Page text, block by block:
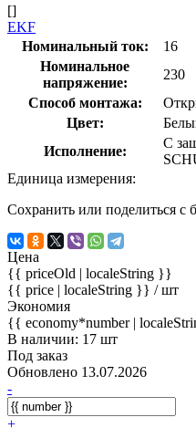
[]
EKF
Номинальный ток:
16
Номинальное
напряжение:
230
Способ монтажа:
Цвет:
Исполнение:
С
Единица измерения:
Сохранить или поделиться с
Цена
{{ priceOld | localeString }}
{{ price | localeString }} / шт
Экономия
{{ economy*number |
В наличии: 17 шт
Под заказ
Обновлено 13.07.2026
-
+